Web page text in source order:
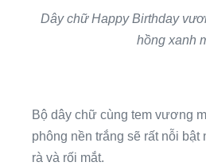
Dây chữ Happy Birthday
hồng xanh
Bộ dây chữ cùng tem vương
phông nền trắng sẽ rất nỗi
rà và rối mắt.